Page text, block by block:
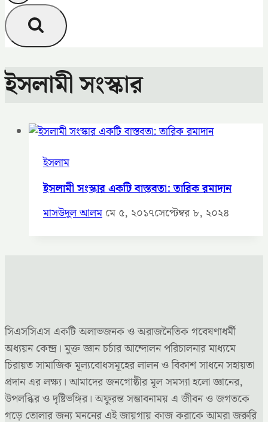
ইসলামী সংস্কার
ইসলাম
ইসলামী সংস্কার একটি বাস্তবতা: তারিক রমাদান
মাসউদুল আলম মে ৫, ২০১৭সেপ্টেম্বর ৮, ২০২৪
সিএসসিএস একটি অলাভজনক ও অরাজনৈতিক গবেষণাধর্মী
অধ্যয়ন কেন্দ্র। মুক্ত জ্ঞান চর্চার আন্দোলন পরিচালনার মাধ্যমে
চিরায়ত সামাজিক মূল্যবোধসমূহের লালন ও বিকাশ সাধনে সহায়তা
প্রদান এর লক্ষ্য। আমাদের জনগোষ্ঠীর মূল সমস্যা হলো জ্ঞানের,
উপলব্ধির ও দৃষ্টিভঙ্গির। অফুরন্ত সম্ভাবনাময় এ জীবন ও জগতকে
গড়ে তোলার জন্য মননের এই জায়গায় কাজ করাকে আমরা জরুরি